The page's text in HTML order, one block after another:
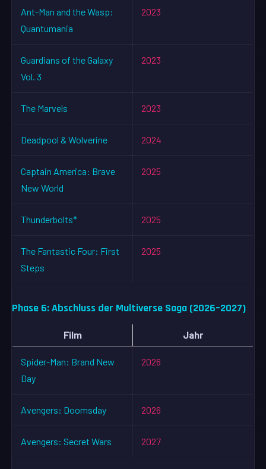
Ant-Man and the Wasp:
Quantumania
2023
Guardians of the Galaxy
Vol. 3
2023
The Marvels 2023
Deadpool & Wolverine 2024
Captain America: Brave
New World
2025
Thunderbolts* 2025
The Fantastic Four: First
Steps
2025
Phase 6: Abschluss der Multiverse Saga (2026–2027)
Film Jahr
Spider-Man: Brand New
Day
2026
Avengers: Doomsday 2026
Avengers: Secret Wars 2027